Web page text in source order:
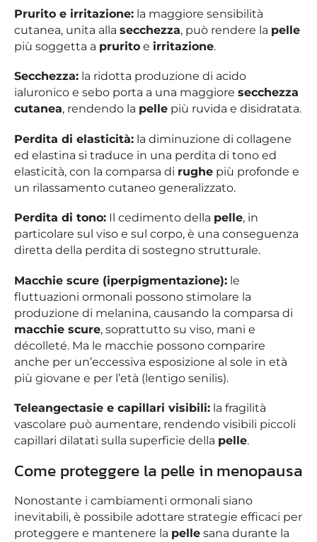
Prurito e irritazione: la maggiore sensibilità
cutanea, unita alla secchezza, può rendere la pelle
più soggetta a prurito e irritazione.
Secchezza: la ridotta produzione di acido
ialuronico e sebo porta a una maggiore secchezza
cutanea, rendendo la pelle più ruvida e disidratata.
Perdita di elasticità: la diminuzione di collagene
ed elastina si traduce in una perdita di tono ed
elasticità, con la comparsa di rughe più profonde e
un rilassamento cutaneo generalizzato.
Perdita di tono: Il cedimento della pelle, in
particolare sul viso e sul corpo, è una conseguenza
diretta della perdita di sostegno strutturale.
Macchie scure (iperpigmentazione): le
fluttuazioni ormonali possono stimolare la
produzione di melanina, causando la comparsa di
macchie scure, soprattutto su viso, mani e
décolleté. Ma le macchie possono comparire
anche per un’eccessiva esposizione al sole in età
più giovane e per l’età (lentigo senilis).
Teleangectasie e capillari visibili: la fragilità
vascolare può aumentare, rendendo visibili piccoli
capillari dilatati sulla superficie della pelle.
Come proteggere la pelle in menopausa
Nonostante i cambiamenti ormonali siano
inevitabili, è possibile adottare strategie efficaci per
proteggere e mantenere la pelle sana durante la